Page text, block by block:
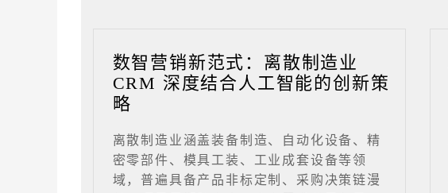
数智营销新范式：离散制造业
CRM 深度结合人工智能的创新策
略
离散制造业涵盖装备制造、自动化设备、精
密零部件、模具工装、工业成套设备等领
域，普遍具备产品非标定制、采购决策链漫